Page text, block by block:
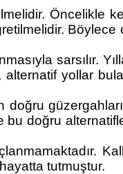
Öncelikle
Böylece
sarsılır.
yollar
güzergahları
bu doğru
tutmuştur.